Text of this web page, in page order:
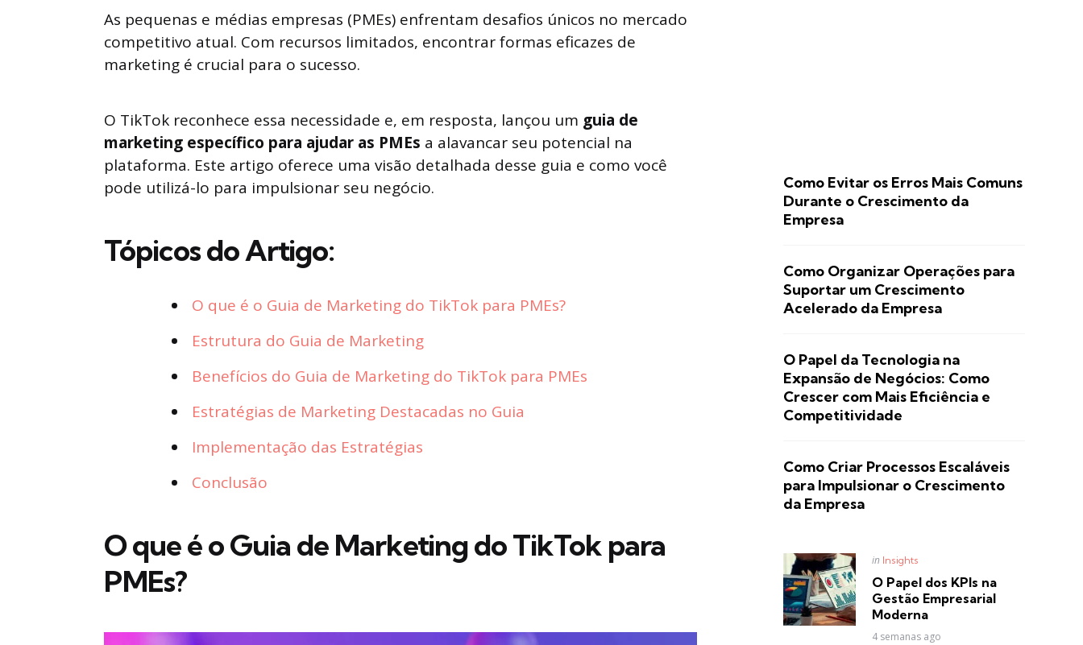
As pequenas e médias empresas (PMEs) enfrentam desafios únicos no mercado
competitivo atual. Com recursos limitados, encontrar formas eficazes de
marketing é crucial para o sucesso.
O TikTok reconhece essa necessidade e, em resposta, lançou um guia de
marketing específico para ajudar as PMEs a alavancar seu potencial na
plataforma. Este artigo oferece uma visão detalhada desse guia e como você
pode utilizá-lo para impulsionar seu negócio.
Tópicos do Artigo:
O que é o Guia de Marketing do TikTok para PMEs?
Estrutura do Guia de Marketing
Benefícios do Guia de Marketing do TikTok para PMEs
Estratégias de Marketing Destacadas no Guia
Implementação das Estratégias
Conclusão
O que é o Guia de Marketing do TikTok para
PMEs?
Como Evitar os Erros Mais Comuns
Durante o Crescimento da
Empresa
Como Organizar Operações para
Suportar um Crescimento
Acelerado da Empresa
O Papel da Tecnologia na
Expansão de Negócios: Como
Crescer com Mais Eficiência e
Competitividade
Como Criar Processos Escaláveis
para Impulsionar o Crescimento
da Empresa
Posted
in Insights
O Papel dos KPIs na
Gestão Empresarial
Moderna
4 semanas ago